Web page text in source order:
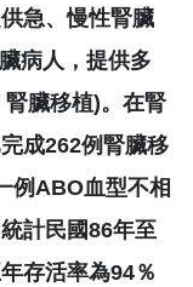
急、慢性腎臟
病人，提供多
臟移植)。在腎
成262例腎臟移
例ABO血型不相
計民國86年至
存活率為94％